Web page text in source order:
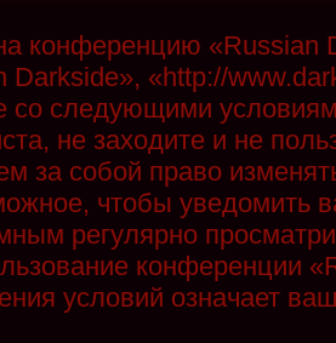
конференцию
Darkside», «http://
со следующими
не заходите и не
за собой право
чтобы уведомить
регулярно
конференции
условий означает